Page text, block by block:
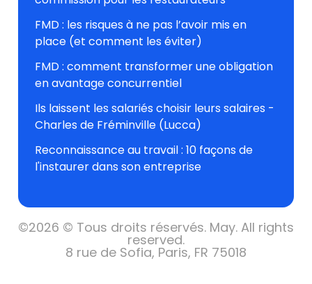
FMD : les risques à ne pas l’avoir mis en
place (et comment les éviter)
FMD : comment transformer une obligation
en avantage concurrentiel
Ils laissent les salariés choisir leurs salaires -
Charles de Fréminville (Lucca)
Reconnaissance au travail : 10 façons de
l'instaurer dans son entreprise
©2026 © Tous droits réservés. May. All rights
reserved.
8 rue de Sofia, Paris, FR 75018